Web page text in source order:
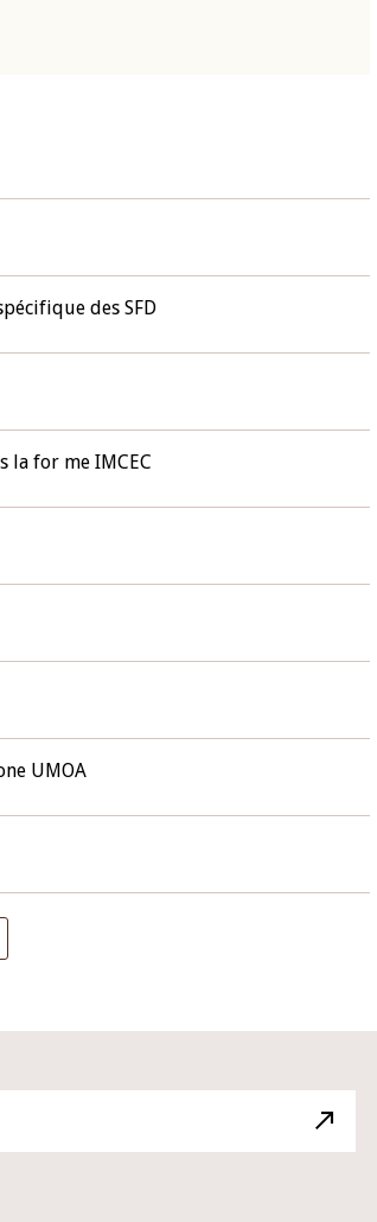
des SFD
la for me IMCEC
UMOA
2025
juin 2026, prononcée par son
Monsieur Jean-Claude Kassi BROU